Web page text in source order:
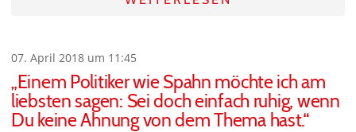
07. April 2018 um 11:45
„Einem Politiker wie Spahn möchte ich am
liebsten sagen: Sei doch einfach ruhig, wenn
Du keine Ahnung von dem Thema hast.“